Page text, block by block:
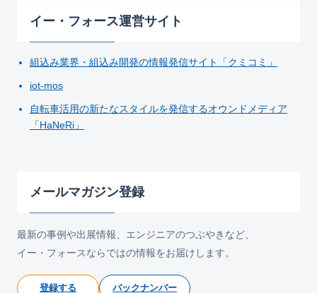
イー・フォース運営サイト
組込み業界・組込み開発の情報発信サイト「クミコミ」
iot-mos
自転車活用の新たなスタイルを発信するオウンドメディア
「HaNeRi」
メールマガジン登録
最新の事例や出展情報、エンジニアのつぶやきなど、
イー・フォースならではの情報をお届けします。
登録する バックナンバー